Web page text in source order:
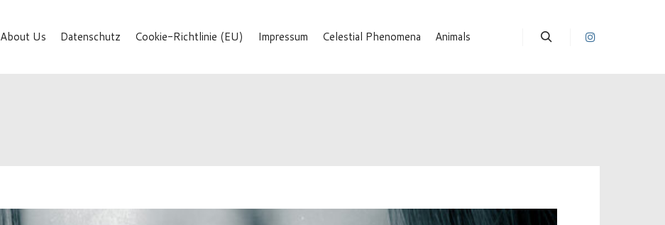
About Us Datenschutz Cookie-Richtlinie (EU) Impressum Celestial Phenomena Animals